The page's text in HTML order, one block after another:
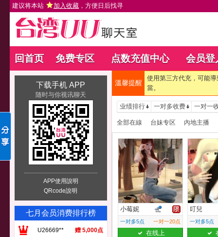
建议将本站 加入收藏 ，方便日后找寻
回首页 免费专区 点数充值中心 会员登
下载手机 APP
随时与你视讯聊天
APP使用說明
QRcode說明
七月会员消费排行榜
U26669** 赠 5,000点
溫馨提醒
使用第三方代充，可能
當。
业绩排行 一对多收费 一对一
全部在線 台妹专区 內地主播
小莓妮
一对多5点 一对一20点
在线上
叮兒
一对多5点